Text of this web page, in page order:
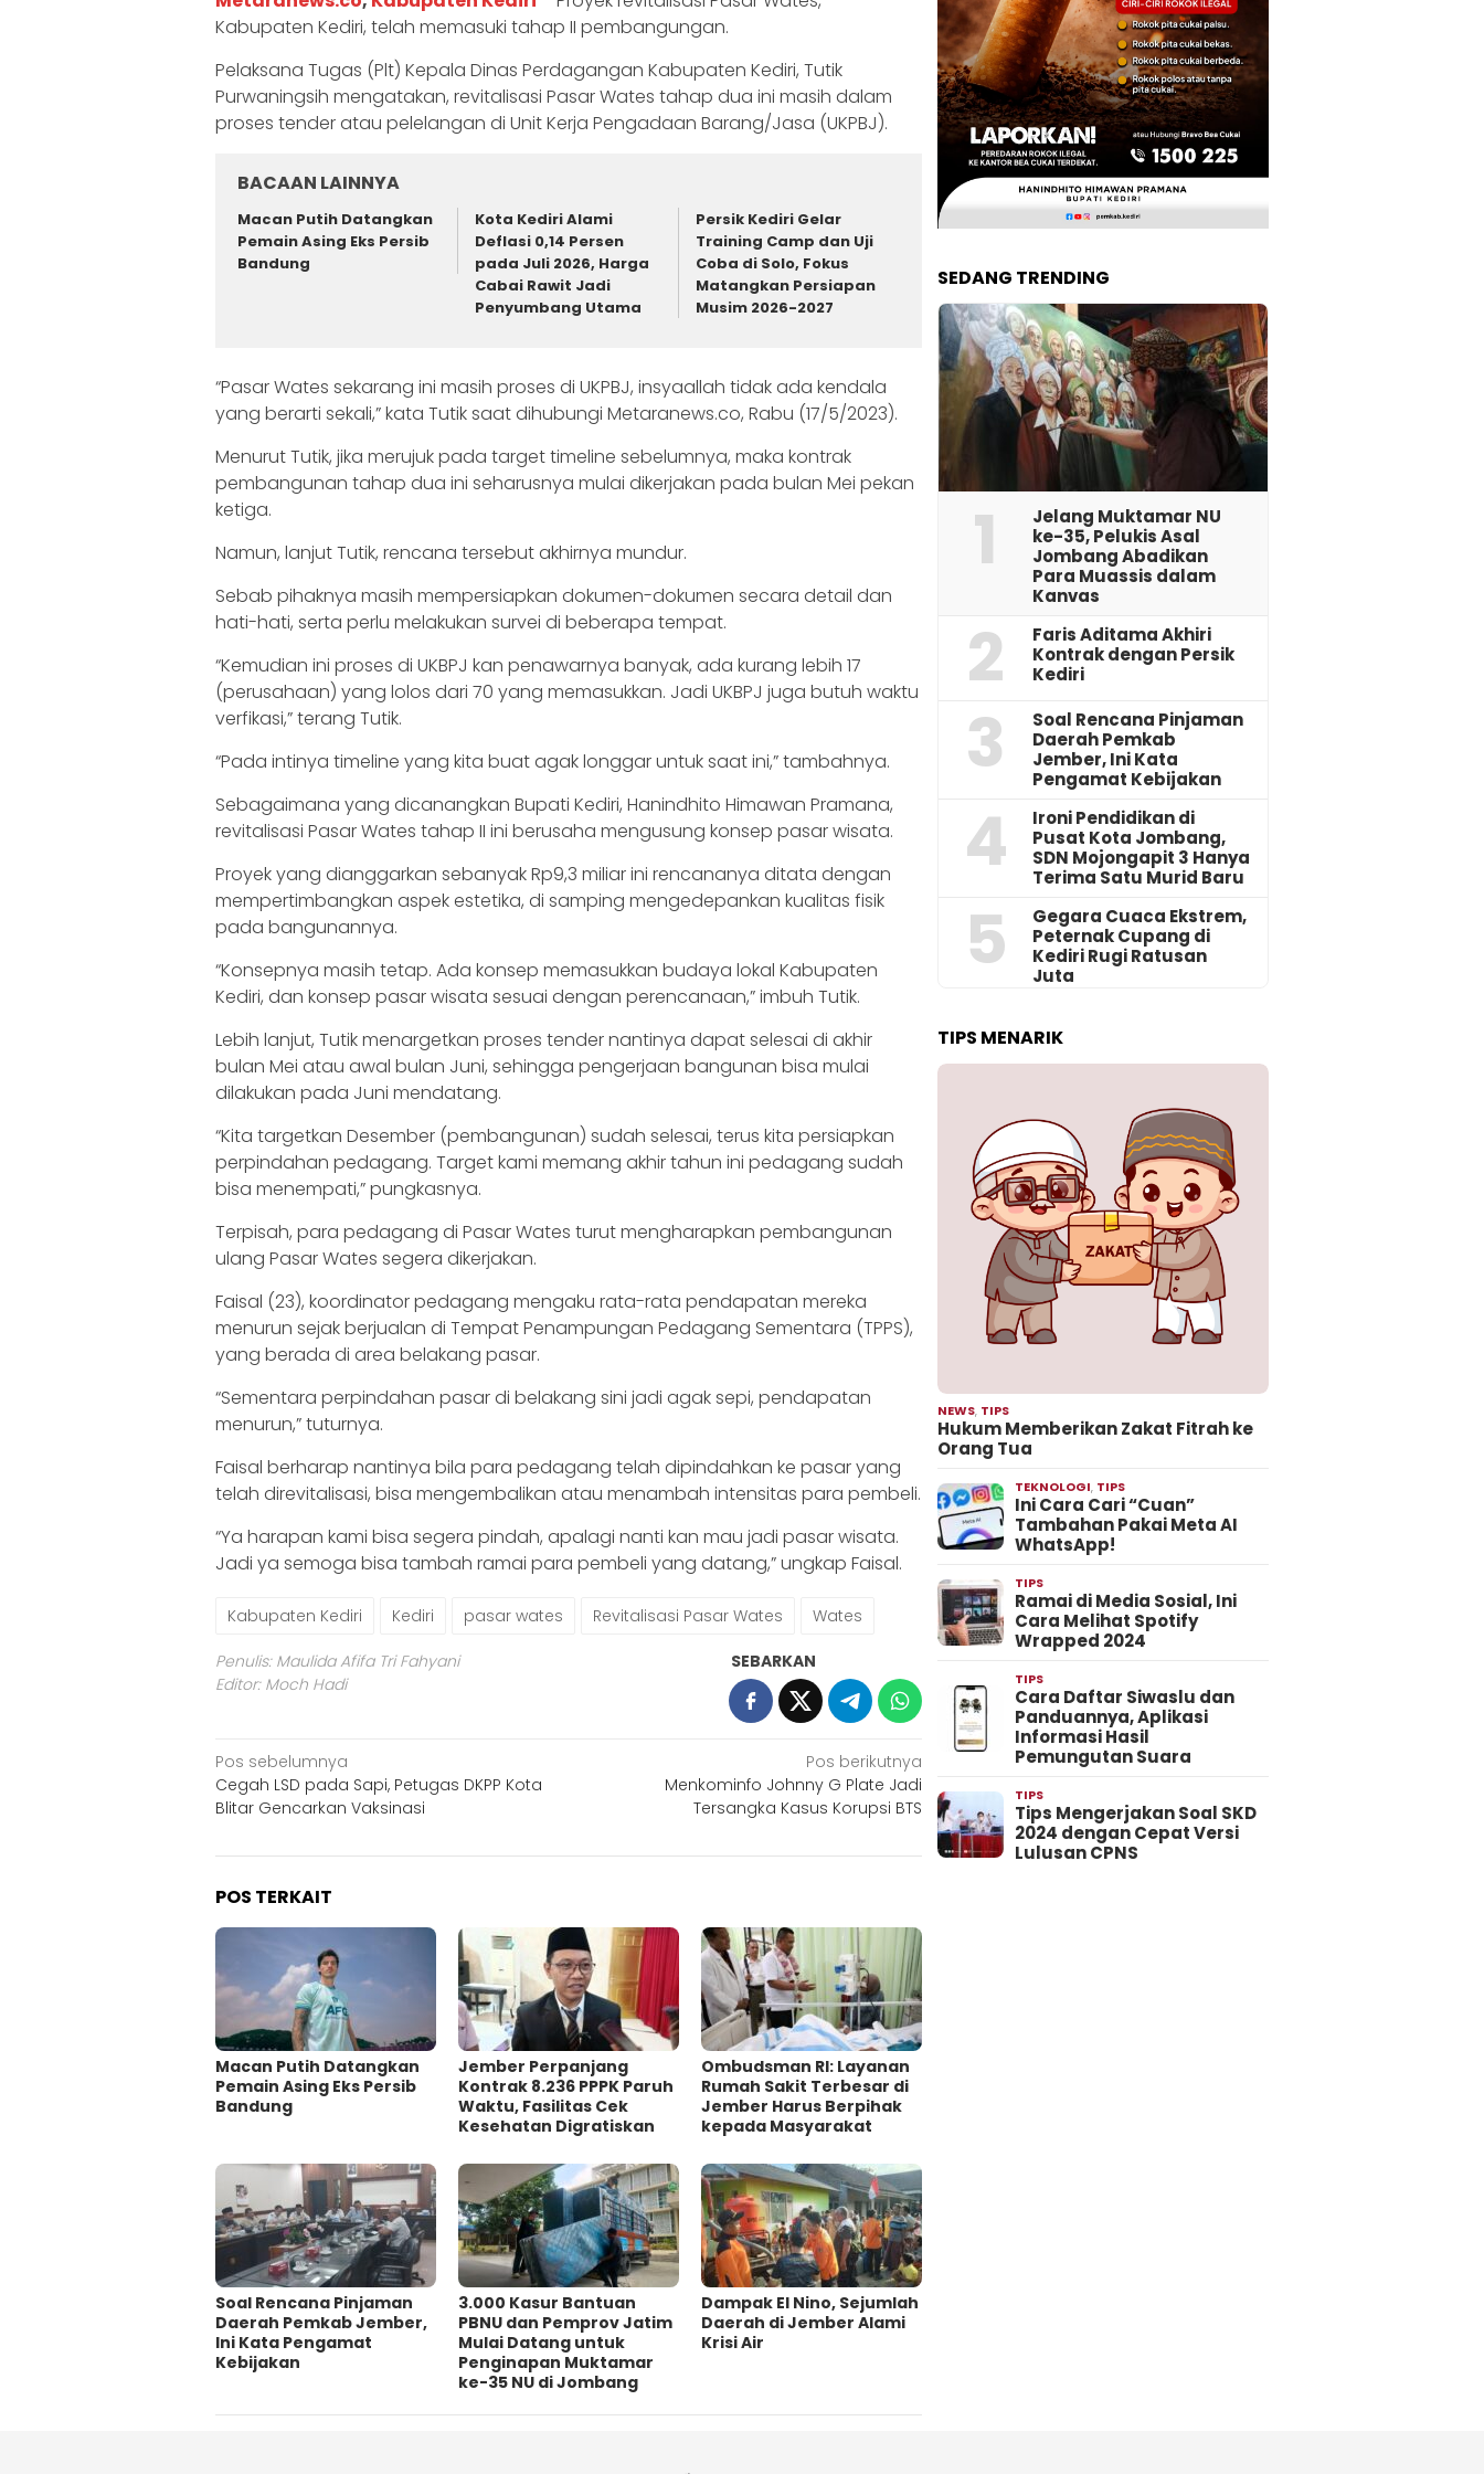
Kabupaten Kediri, telah memasuki tahap II pembangungan.
Pelaksana Tugas (Plt) Kepala Dinas Perdagangan Kabupaten Kediri, Tutik
Purwaningsih mengatakan, revitalisasi Pasar Wates tahap dua ini masih dalam
proses tender atau pelelangan di Unit Kerja Pengadaan Barang/Jasa (UKPBJ).
BACAAN LAINNYA
Macan Putih Datangkan
Pemain Asing Eks Persib
Bandung
Kota Kediri Alami
Deflasi 0,14 Persen
pada Juli 2026, Harga
Cabai Rawit Jadi
Penyumbang Utama
Persik Kediri Gelar
Training Camp dan Uji
Coba di Solo, Fokus
Matangkan Persiapan
Musim 2026-2027
“Pasar Wates sekarang ini masih proses di UKPBJ, insyaallah tidak ada kendala
yang berarti sekali,” kata Tutik saat dihubungi Metaranews.co, Rabu (17/5/2023).
Menurut Tutik, jika merujuk pada target timeline sebelumnya, maka kontrak
pembangunan tahap dua ini seharusnya mulai dikerjakan pada bulan Mei pekan
ketiga.
Namun, lanjut Tutik, rencana tersebut akhirnya mundur.
Sebab pihaknya masih mempersiapkan dokumen-dokumen secara detail dan
hati-hati, serta perlu melakukan survei di beberapa tempat.
“Kemudian ini proses di UKBPJ kan penawarnya banyak, ada kurang lebih 17
(perusahaan) yang lolos dari 70 yang memasukkan. Jadi UKBPJ juga butuh waktu
verfikasi,” terang Tutik.
“Pada intinya timeline yang kita buat agak longgar untuk saat ini,” tambahnya.
Sebagaimana yang dicanangkan Bupati Kediri, Hanindhito Himawan Pramana,
revitalisasi Pasar Wates tahap II ini berusaha mengusung konsep pasar wisata.
Proyek yang dianggarkan sebanyak Rp9,3 miliar ini rencananya ditata dengan
mempertimbangkan aspek estetika, di samping mengedepankan kualitas fisik
pada bangunannya.
“Konsepnya masih tetap. Ada konsep memasukkan budaya lokal Kabupaten
Kediri, dan konsep pasar wisata sesuai dengan perencanaan,” imbuh Tutik.
Lebih lanjut, Tutik menargetkan proses tender nantinya dapat selesai di akhir
bulan Mei atau awal bulan Juni, sehingga pengerjaan bangunan bisa mulai
dilakukan pada Juni mendatang.
“Kita targetkan Desember (pembangunan) sudah selesai, terus kita persiapkan
perpindahan pedagang. Target kami memang akhir tahun ini pedagang sudah
bisa menempati,” pungkasnya.
Terpisah, para pedagang di Pasar Wates turut mengharapkan pembangunan
ulang Pasar Wates segera dikerjakan.
Faisal (23), koordinator pedagang mengaku rata-rata pendapatan mereka
menurun sejak berjualan di Tempat Penampungan Pedagang Sementara (TPPS),
yang berada di area belakang pasar.
“Sementara perpindahan pasar di belakang sini jadi agak sepi, pendapatan
menurun,” tuturnya.
Faisal berharap nantinya bila para pedagang telah dipindahkan ke pasar yang
telah direvitalisasi, bisa mengembalikan atau menambah intensitas para pembeli.
“Ya harapan kami bisa segera pindah, apalagi nanti kan mau jadi pasar wisata.
Jadi ya semoga bisa tambah ramai para pembeli yang datang,” ungkap Faisal.
Kabupaten Kediri Kediri pasar wates Revitalisasi Pasar Wates Wates
Penulis: Maulida Afifa Tri Fahyani
Editor: Moch Hadi
SEBARKAN
Navigasi
pos
Pos sebelumnya
Cegah LSD pada Sapi, Petugas DKPP Kota
Blitar Gencarkan Vaksinasi
Pos berikutnya
Menkominfo Johnny G Plate Jadi
Tersangka Kasus Korupsi BTS
POS TERKAIT
Macan Putih Datangkan
Pemain Asing Eks Persib
Bandung
Jember Perpanjang
Kontrak 8.236 PPPK Paruh
Waktu, Fasilitas Cek
Kesehatan Digratiskan
Ombudsman RI: Layanan
Rumah Sakit Terbesar di
Jember Harus Berpihak
kepada Masyarakat
‎Soal Rencana Pinjaman
Daerah Pemkab Jember,
Ini Kata Pengamat
Kebijakan ‎
3.000 Kasur Bantuan
PBNU dan Pemprov Jatim
Mulai Datang untuk
Penginapan Muktamar
ke-35 NU di Jombang
Dampak El Nino, Sejumlah
Daerah di Jember Alami
Krisi Air
SEDANG TRENDING
1
Jelang Muktamar NU
ke-35, Pelukis Asal
Jombang Abadikan
Para Muassis dalam
Kanvas
2
Faris Aditama Akhiri
Kontrak dengan Persik
Kediri
3
‎Soal Rencana Pinjaman
Daerah Pemkab
Jember, Ini Kata
Pengamat Kebijakan ‎
4
Ironi Pendidikan di
Pusat Kota Jombang,
SDN Mojongapit 3 Hanya
Terima Satu Murid Baru
5
‎Gegara Cuaca Ekstrem,
Peternak Cupang di
Kediri Rugi Ratusan
Juta
TIPS MENARIK
NEWS, TIPS
Hukum Memberikan Zakat Fitrah ke
Orang Tua
TEKNOLOGI, TIPS
Ini Cara Cari “Cuan”
Tambahan Pakai Meta AI
WhatsApp!
TIPS
Ramai di Media Sosial, Ini
Cara Melihat Spotify
Wrapped 2024
TIPS
Cara Daftar Siwaslu dan
Panduannya, Aplikasi
Informasi Hasil
Pemungutan Suara
TIPS
Tips Mengerjakan Soal SKD
2024 dengan Cepat Versi
Lulusan CPNS